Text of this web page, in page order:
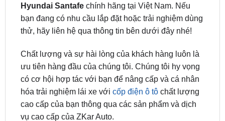
thử, hãy liên hệ qua thông tin bên dưới đây nhé!
Chất lượng và sự hài lòng của khách hàng luôn là
có cơ hội hợp tác với bạn để nâng cấp và cá nhân
hóa trải nghiệm lái xe vớicốp điện ô tôchất lượng
cao cấp của bạn thông qua các sản phẩm và dịch
vụ cao cấp của ZKar Auto.
Độ cốp điện cho ô tô tại